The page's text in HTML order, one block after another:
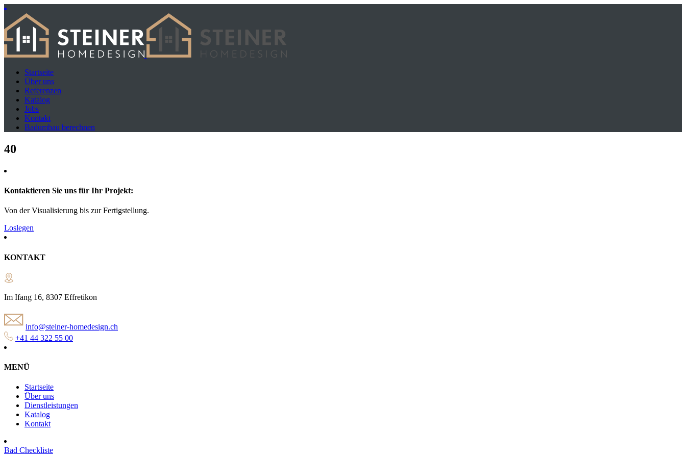
Startseite
Über uns
Referenzen
Katalog
Jobs
Kontakt
Badumbau berechnen
40
Kontaktieren Sie uns für Ihr Projekt:
Von der Visualisierung bis zur Fertigstellung.
Loslegen
KONTAKT
Im Ifang 16, 8307 Effretikon
info@steiner-homedesign.ch
+41 44 322 55 00
MENÜ
Startseite
Über uns
Dienstleistungen
Katalog
Kontakt
Bad Checkliste